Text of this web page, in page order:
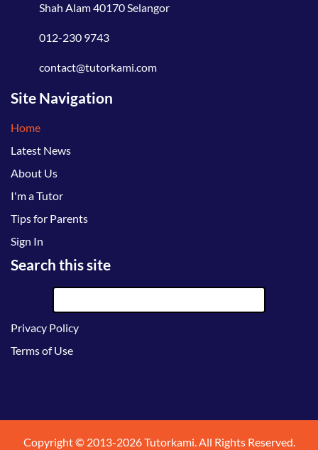
Shah Alam 40170 Selangor
012-230 9743
contact@tutorkami.com
Site Navigation
Home
Latest News
About Us
I'm a Tutor
Tips for Parents
Sign In
Search this site
Privacy Policy
Terms of Use
Copyright © 2013-2026 Tutorkami. All Rights Reserved.